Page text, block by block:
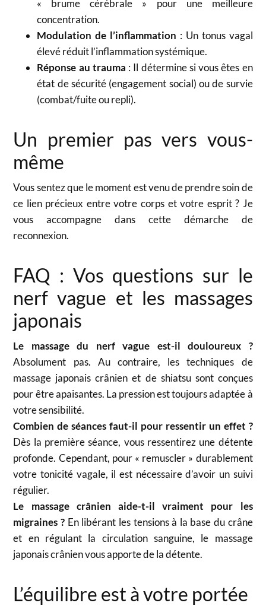
« brume cérébrale » pour une meilleure
concentration.
Modulation de l’inflammation : Un tonus vagal
élevé réduit l’inflammation systémique.
Réponse au trauma : Il détermine si vous êtes en
état de sécurité (engagement social) ou de survie
(combat/fuite ou repli).
Un premier pas vers vous-
même
Vous sentez que le moment est venu de prendre soin de
ce lien précieux entre votre corps et votre esprit ? Je
vous accompagne dans cette démarche de
reconnexion.
FAQ : Vos questions sur le
nerf vague et les massages
japonais
Le massage du nerf vague est-il douloureux ?
Absolument pas. Au contraire, les techniques de
massage japonais crânien et de shiatsu sont conçues
pour être apaisantes. La pression est toujours adaptée à
votre sensibilité.
Combien de séances faut-il pour ressentir un effet ?
Dès la première séance, vous ressentirez une détente
profonde. Cependant, pour « remuscler » durablement
votre tonicité vagale, il est nécessaire d’avoir un suivi
régulier.
Le massage crânien aide-t-il vraiment pour les
migraines ? En libérant les tensions à la base du crâne
et en régulant la circulation sanguine, le massage
japonais crânien vous apporte de la détente.
L’équilibre est à votre portée